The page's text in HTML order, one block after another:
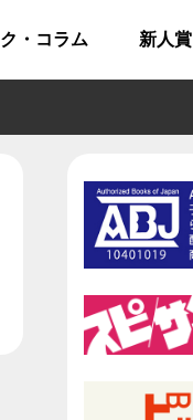
・コラム 新人賞